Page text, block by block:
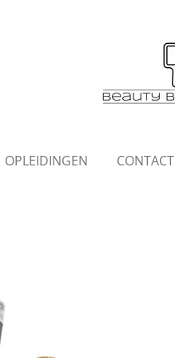
OPLEIDINGEN CONTACT